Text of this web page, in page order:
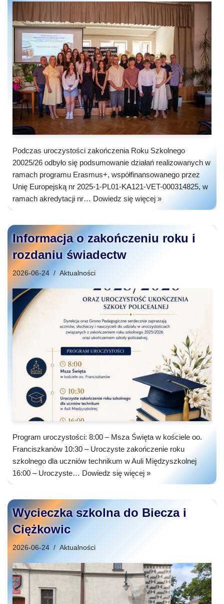
Podczas uroczystości zakończenia Roku Szkolnego
20025/26 odbyło się podsumowanie działań realizowanych w
ramach programu Erasmus+, współfinansowanego przez
Unię Europejską nr 2025-1-PL01-KA121-VET-000314825, w
ramach akredytacji nr… Dowiedz się więcej »
Informacja o zakończeniu roku i
rozdaniu świadectw
2026-06-24 Aktualności
Program uroczystości: 8:00 – Msza Święta w kościele oo.
Franciszkanów 10:30 – Uroczyste zakończenie roku
szkolnego dla uczniów technikum w Auli Międzyszkolnej
16:00 – Uroczyste… Dowiedz się więcej »
Wycieczka szkolna do Biecza i
Ciężkowic
2026-06-24 Aktualności